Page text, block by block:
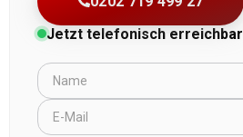
Jetzt telefonisch erreichbar